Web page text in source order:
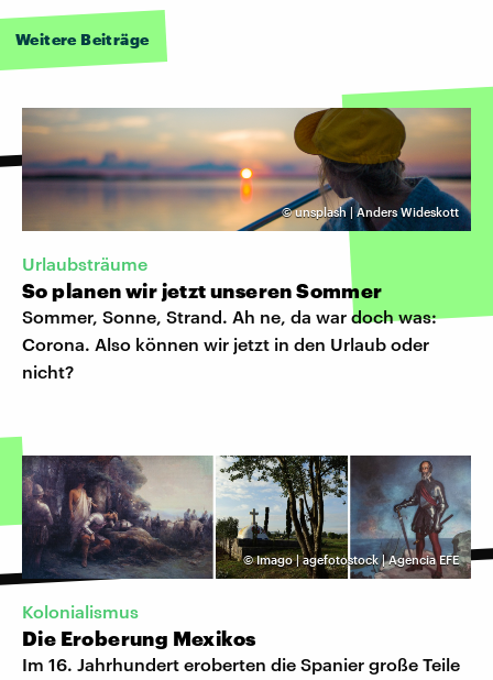
Weitere Beiträge
©unsplash | Anders Wideskott
Urlaubsträume
So planen wir jetzt unseren Sommer
Sommer, Sonne, Strand. Ah ne, da war doch was:
Corona. Also können wir jetzt in den Urlaub oder
nicht?
©Imago | agefotostock | Agencia EFE
Kolonialismus
Die Eroberung Mexikos
Im 16. Jahrhundert eroberten die Spanier große Teile